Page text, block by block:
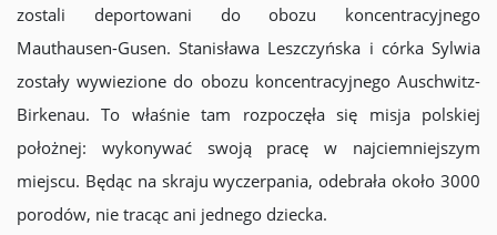
zostali deportowani do obozu koncentracyjnego
Mauthausen-Gusen. Stanisława Leszczyńska i córka Sylwia
zostały wywiezione do obozu koncentracyjnego Auschwitz-
Birkenau. To właśnie tam rozpoczęła się misja polskiej
położnej: wykonywać swoją pracę w najciemniejszym
miejscu. Będąc na skraju wyczerpania, odebrała około 3000
porodów, nie tracąc ani jednego dziecka.